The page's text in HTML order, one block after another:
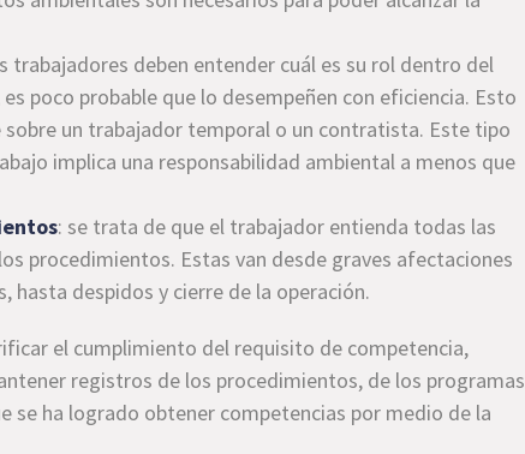
trabajadores deben entender cuál es su rol dentro del
es poco probable que lo desempeñen con eficiencia. Esto
sobre un trabajador temporal o un contratista. Este tipo
implica una responsabilidad ambiental a menos que
: se trata de que el trabajador entienda todas las
procedimientos. Estas van desde graves afectaciones
hasta despidos y cierre de la operación.
el cumplimiento del requisito de competencia,
registros de los procedimientos, de los programas
se ha logrado obtener competencias por medio de la